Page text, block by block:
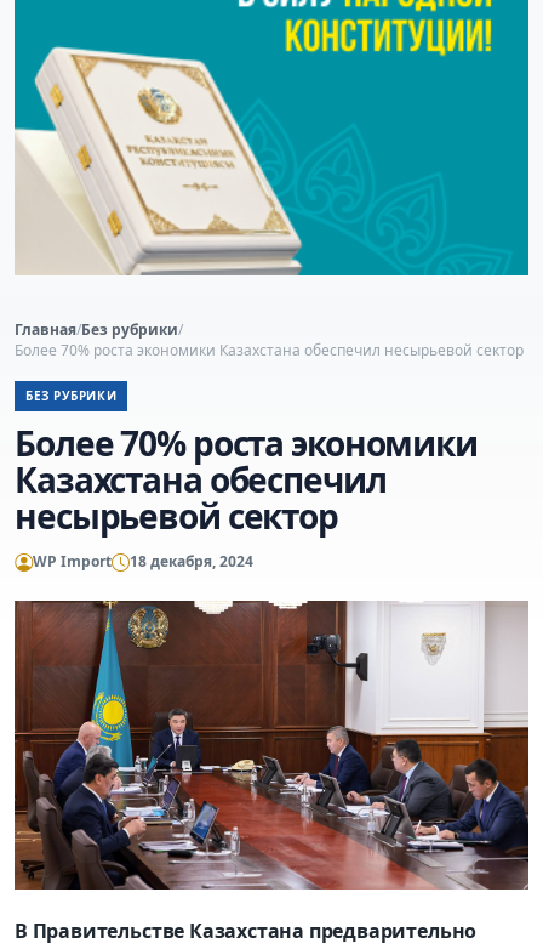
Главная/Без рубрики/
Более 70% роста экономики Казахстана обеспечил несырьевой сектор
БЕЗ РУБРИКИ
Более 70% роста экономики
Казахстана обеспечил
несырьевой сектор
WP Import 18 декабря, 2024
В Правительстве Казахстана предварительно